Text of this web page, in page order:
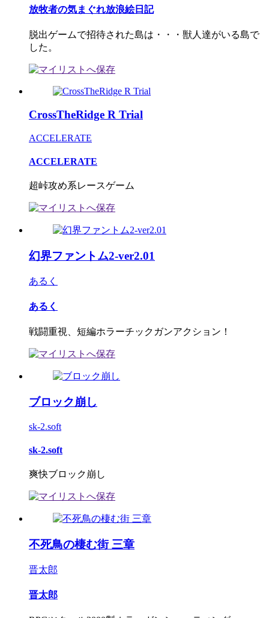
放牧者の気まぐれ放浪絵日記
脱出ゲームで招待された島は・・・獣人達がいる島で
した。
CrossTheRidge R Trial
ACCELERATE
ACCELERATE
超峠攻め系レースゲーム
幻界ファントム2-ver2.01
あるく
あるく
戦闘重視、短編ホラーチックガンアクション！
ブロック崩し
sk-2.soft
sk-2.soft
爽快ブロック崩し
不死鳥の棲む街 三章
晋太郎
晋太郎